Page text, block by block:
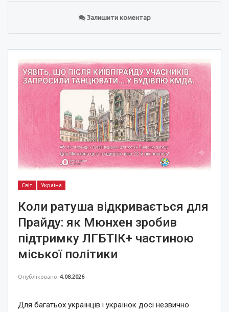
Залишити коментар
Світ Україна
Коли ратуша відкривається для
Прайду: як Мюнхен зробив
підтримку ЛГБТІК+ частиною
міської політики
Опубліковано 4.08.2026
Для багатьох українців і українок досі незвично